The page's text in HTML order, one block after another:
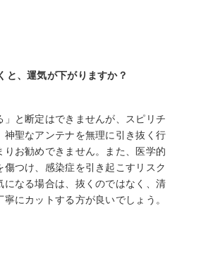
と、運気が下がりますか？
」と断定はできませんが、スピリチ
神聖なアンテナを無理に引き抜く行
りお勧めできません。また、医学的
傷つけ、感染症を引き起こすリスク
になる場合は、抜くのではなく、清
にカットする方が良いでしょう。